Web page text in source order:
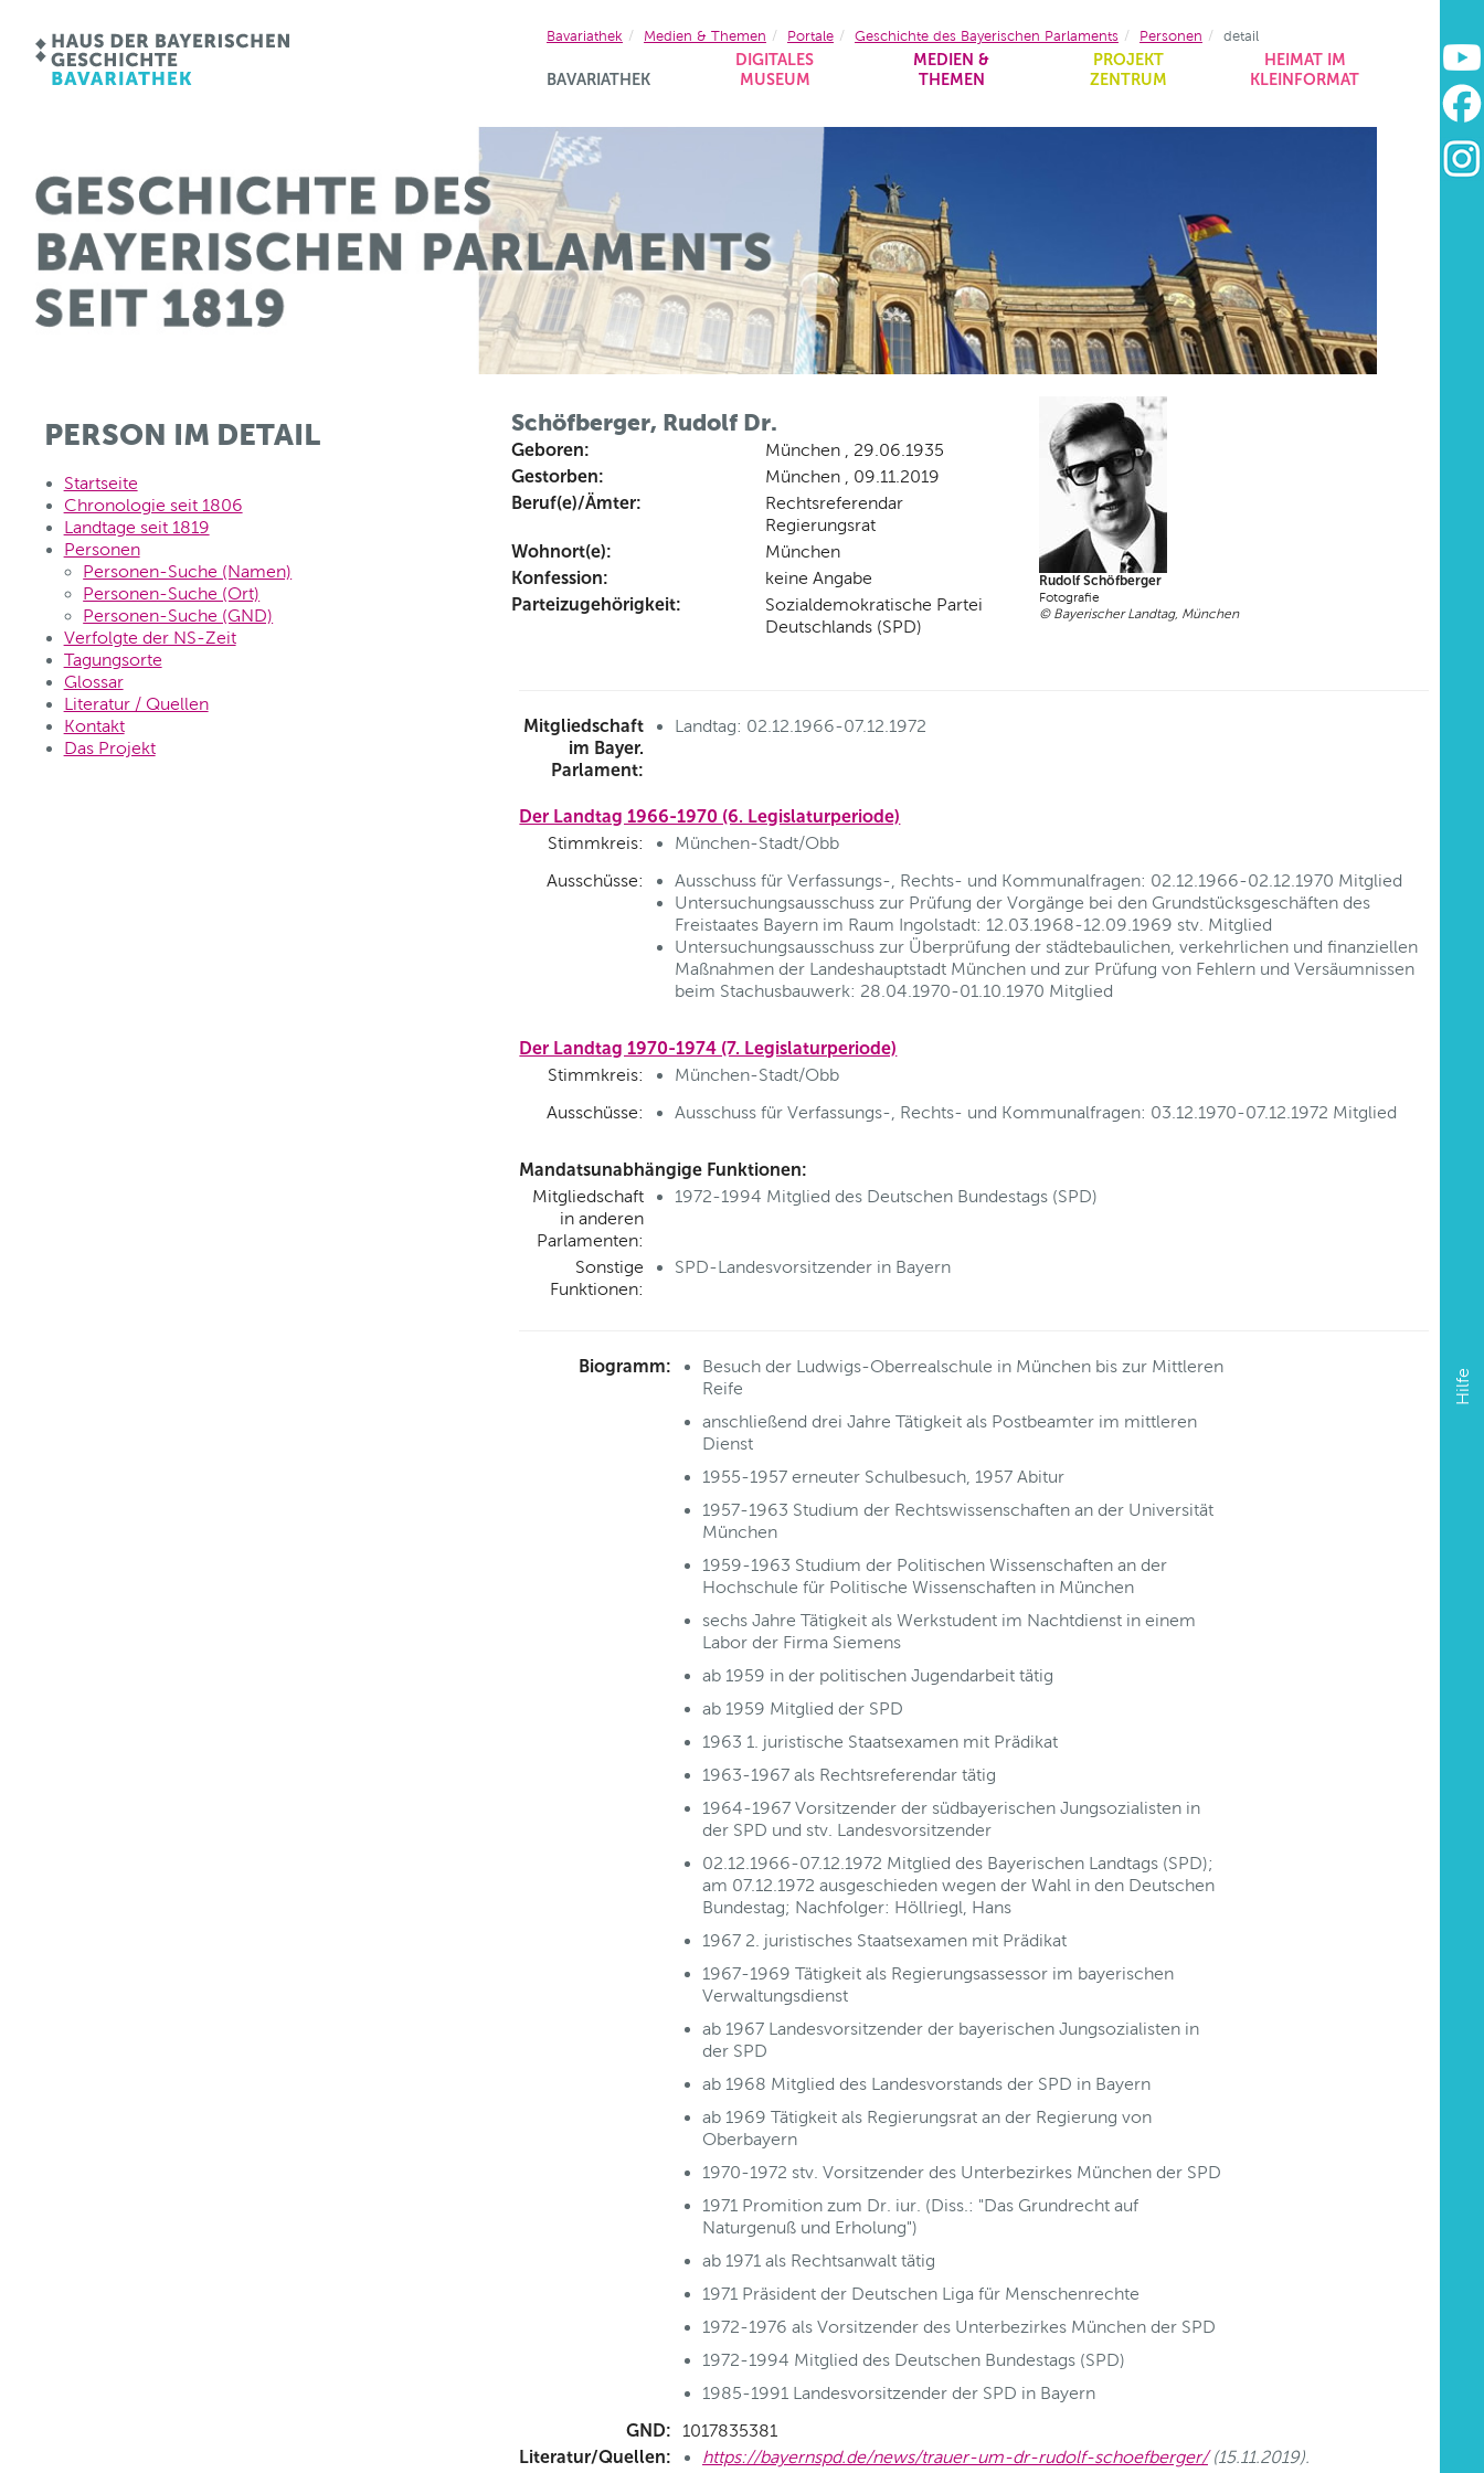
BAVARIATHEK
DIGITALES
MUSEUM
MEDIEN &
THEMEN
PROJEKT
ZENTRUM
HEIMAT IM
KLEINFORMAT
Hilfe
Bavariathek Medien & Themen Portale Geschichte des Bayerischen Parlaments Personen detail
PERSON IM DETAIL
Startseite
Chronologie seit 1806
Landtage seit 1819
Personen
Personen-Suche (Namen)
Personen-Suche (Ort)
Personen-Suche (GND)
Verfolgte der NS-Zeit
Tagungsorte
Glossar
Literatur / Quellen
Kontakt
Das Projekt
Schöfberger, Rudolf Dr.
Geboren: München , 29.06.1935
Gestorben: München , 09.11.2019
Beruf(e)/Ämter:
Rechtsreferendar
Regierungsrat
Wohnort(e): München
Konfession: keine Angabe
Parteizugehörigkeit:
Sozialdemokratische Partei
Deutschlands (SPD)
Rudolf Schöfberger
Fotografie
© Bayerischer Landtag, München
Mitgliedschaft
im Bayer.
Parlament:
Landtag: 02.12.1966-07.12.1972
Der Landtag 1966-1970 (6. Legislaturperiode)
Stimmkreis:
München-Stadt/Obb
Ausschüsse:
Ausschuss für Verfassungs-, Rechts- und Kommunalfragen: 02.12.1966-02.12.1970 Mitglied
Untersuchungsausschuss zur Prüfung der Vorgänge bei den Grundstücksgeschäften des
Freistaates Bayern im Raum Ingolstadt: 12.03.1968-12.09.1969 stv. Mitglied
Untersuchungsausschuss zur Überprüfung der städtebaulichen, verkehrlichen und finanziellen
Maßnahmen der Landeshauptstadt München und zur Prüfung von Fehlern und Versäumnissen
beim Stachusbauwerk: 28.04.1970-01.10.1970 Mitglied
Der Landtag 1970-1974 (7. Legislaturperiode)
Stimmkreis:
München-Stadt/Obb
Ausschüsse:
Ausschuss für Verfassungs-, Rechts- und Kommunalfragen: 03.12.1970-07.12.1972 Mitglied
Mandatsunabhängige Funktionen:
Mitgliedschaft
in anderen
Parlamenten:
1972-1994 Mitglied des Deutschen Bundestags (SPD)
Sonstige
Funktionen:
SPD-Landesvorsitzender in Bayern
Biogramm:
Besuch der Ludwigs-Oberrealschule in München bis zur Mittleren
Reife
anschließend drei Jahre Tätigkeit als Postbeamter im mittleren
Dienst
1955-1957 erneuter Schulbesuch, 1957 Abitur
1957-1963 Studium der Rechtswissenschaften an der Universität
München
1959-1963 Studium der Politischen Wissenschaften an der
Hochschule für Politische Wissenschaften in München
sechs Jahre Tätigkeit als Werkstudent im Nachtdienst in einem
Labor der Firma Siemens
ab 1959 in der politischen Jugendarbeit tätig
ab 1959 Mitglied der SPD
1963 1. juristische Staatsexamen mit Prädikat
1963-1967 als Rechtsreferendar tätig
1964-1967 Vorsitzender der südbayerischen Jungsozialisten in
der SPD und stv. Landesvorsitzender
02.12.1966-07.12.1972 Mitglied des Bayerischen Landtags (SPD);
am 07.12.1972 ausgeschieden wegen der Wahl in den Deutschen
Bundestag; Nachfolger: Höllriegl, Hans
1967 2. juristisches Staatsexamen mit Prädikat
1967-1969 Tätigkeit als Regierungsassessor im bayerischen
Verwaltungsdienst
ab 1967 Landesvorsitzender der bayerischen Jungsozialisten in
der SPD
ab 1968 Mitglied des Landesvorstands der SPD in Bayern
ab 1969 Tätigkeit als Regierungsrat an der Regierung von
Oberbayern
1970-1972 stv. Vorsitzender des Unterbezirkes München der SPD
1971 Promition zum Dr. iur. (Diss.: "Das Grundrecht auf
Naturgenuß und Erholung")
ab 1971 als Rechtsanwalt tätig
1971 Präsident der Deutschen Liga für Menschenrechte
1972-1976 als Vorsitzender des Unterbezirkes München der SPD
1972-1994 Mitglied des Deutschen Bundestags (SPD)
1985-1991 Landesvorsitzender der SPD in Bayern
GND: 1017835381
Literatur/Quellen: https://bayernspd.de/news/trauer-um-dr-rudolf-schoefberger/(15.11.2019).